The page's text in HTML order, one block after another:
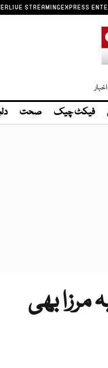
LIVE STREAMINGEXPRESS
فیکٹ چیک صحت
مرزا بھی